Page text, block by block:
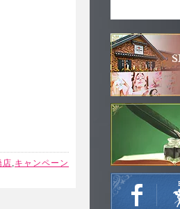
店,キャンペーン